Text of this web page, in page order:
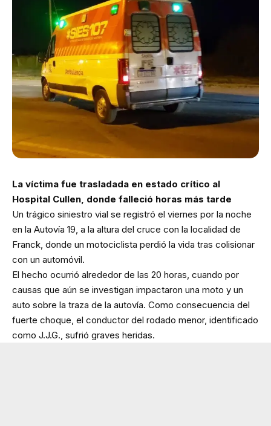
La víctima fue trasladada en estado crítico al
Hospital Cullen, donde falleció horas más tarde
Un trágico siniestro vial se registró el viernes por la noche
en la Autovía 19, a la altura del cruce con la localidad de
Franck, donde un motociclista perdió la vida tras colisionar
con un automóvil.
El hecho ocurrió alrededor de las 20 horas, cuando por
causas que aún se investigan impactaron una moto y un
auto sobre la traza de la autovía. Como consecuencia del
fuerte choque, el conductor del rodado menor, identificado
como J.J.G., sufrió graves heridas.